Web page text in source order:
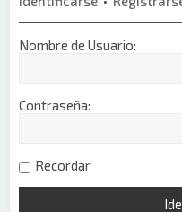
Nombre de Usuario:
Contraseña:
Recordar